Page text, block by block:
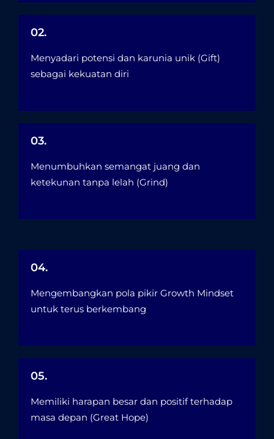
02.
Menyadari potensi dan karunia unik (Gift)
sebagai kekuatan diri
03.
Menumbuhkan semangat juang dan
ketekunan tanpa lelah (Grind)
04.
Mengembangkan pola pikir Growth Mindset
untuk terus berkembang
05.
Memiliki harapan besar dan positif terhadap
masa depan (Great Hope)